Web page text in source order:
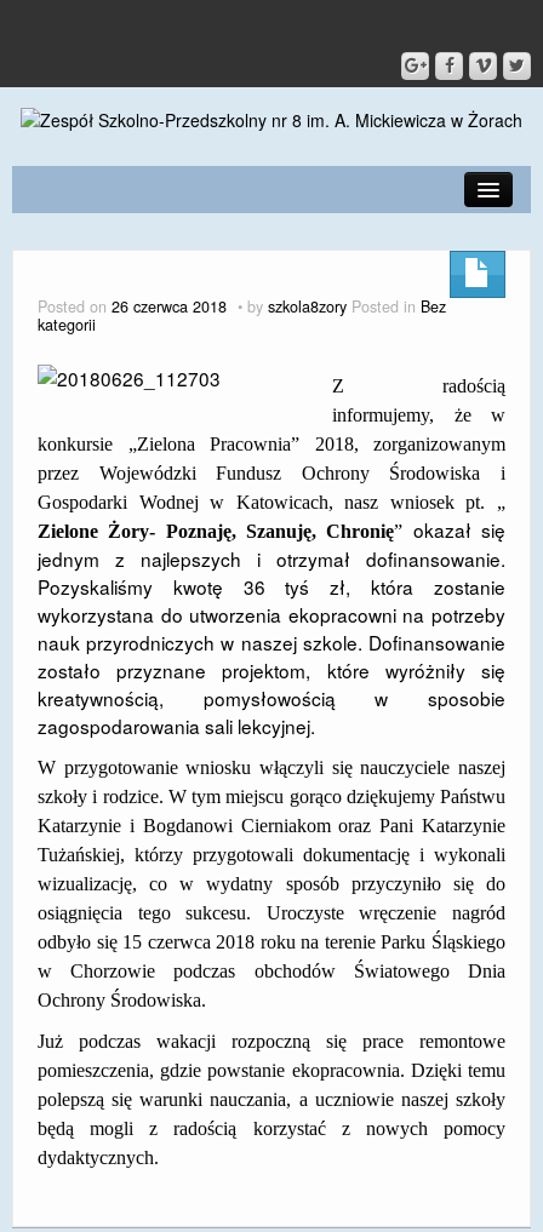
KONTAKT
DLA RODZICÓW I UCZNIÓW
DLA PRACOWNIKÓW
GALERIA
SPORT
DOSTĘPNOŚĆ
POLITYKA PRYWATNOŚCI
RODO
EGZAMIN ÓSMOKLASISTY
STANDARDY OCHRONY MAŁOLETNICH
PROJEKT ,,SZKOŁY Z JAKOŚCIĄ – ROZWÓJ
KSZTAŁCENIA OGÓLNEGO NA TERENIE MIASTA
ŻORY”
REKRUTACJA 2026/2027
mLegitymacja
Posted on 26 czerwca 2018 by szkola8zory Posted in Bez
kategorii
Z radością
informujemy, że w
konkursie „Zielona Pracownia” 2018, zorganizowanym
przez Wojewódzki Fundusz Ochrony Środowiska i
Gospodarki Wodnej w Katowicach, nasz wniosek pt. „
Zielone Żory- Poznaję, Szanuję, Chronię” okazał się
jednym z najlepszych i otrzymał dofinansowanie.
Pozyskaliśmy kwotę 36 tyś zł, która zostanie
wykorzystana do utworzenia ekopracowni na potrzeby
nauk przyrodniczych w naszej szkole. Dofinansowanie
zostało przyznane projektom, które wyróżniły się
kreatywnością, pomysłowością w sposobie
zagospodarowania sali lekcyjnej.
W przygotowanie wniosku włączyli się nauczyciele naszej
szkoły i rodzice. W tym miejscu gorąco dziękujemy Państwu
Katarzynie i Bogdanowi Cierniakom oraz Pani Katarzynie
Tużańskiej, którzy przygotowali dokumentację i wykonali
wizualizację, co w wydatny sposób przyczyniło się do
osiągnięcia tego sukcesu. Uroczyste wręczenie nagród
odbyło się 15 czerwca 2018 roku na terenie Parku Śląskiego
w Chorzowie podczas obchodów Światowego Dnia
Ochrony Środowiska.
Już podczas wakacji rozpoczną się prace remontowe
pomieszczenia, gdzie powstanie ekopracownia. Dzięki temu
polepszą się warunki nauczania, a uczniowie naszej szkoły
będą mogli z radością korzystać z nowych pomocy
dydaktycznych.